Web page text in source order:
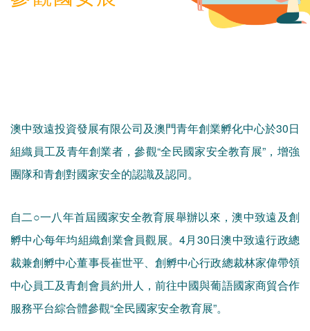
澳中致遠投資發展有限公司及澳門青年創業孵化中心於30日
組織員工及青年創業者，參觀“全民國家安全教育展”，增強
團隊和青創對國家安全的認識及認同。
自二○一八年首屆國家安全教育展舉辦以來，澳中致遠及創
孵中心每年均組織創業會員觀展。4月30日澳中致遠行政總
裁兼創孵中心董事長崔世平、創孵中心行政總裁林家偉帶領
中心員工及青創會員約卅人，前往中國與葡語國家商貿合作
服務平台綜合體參觀“全民國家安全教育展”。